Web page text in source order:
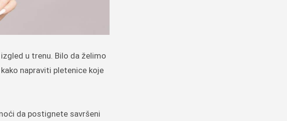
u trenu. Bilo da želimo
napraviti pletenice koje
da postignete savršeni